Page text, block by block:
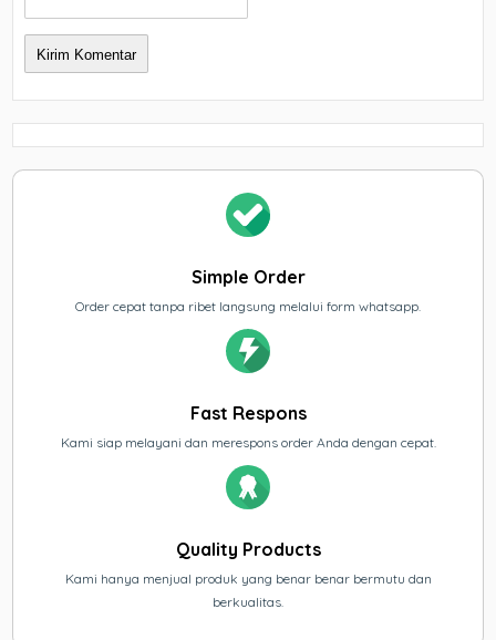
Simple Order
Order cepat tanpa ribet langsung melalui form whatsapp.
Fast Respons
Kami siap melayani dan merespons order Anda dengan cepat.
Quality Products
Kami hanya menjual produk yang benar benar bermutu dan
berkualitas.